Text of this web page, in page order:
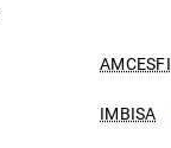
AMCESFI
IMBISA